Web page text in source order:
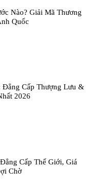
Nào? Giải Mã Thương
Quốc
Đẳng Cấp Thượng Lưu &
2026
Cấp Thế Giới, Giá
Chờ